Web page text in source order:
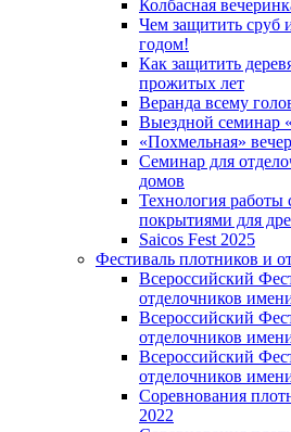
Колбасная
Чем защитить сруб
годом!
Как защитить
прожитых лет
Веранда всему
Выездной семинар
«Похмельная»
Семинар для
домов
Технология
покрытиями для
Saicos Fest 2025
Фестиваль плотников и
Всероссийский
отделочников
Всероссийский
отделочников
Всероссийский
отделочников
Соревнования
2022